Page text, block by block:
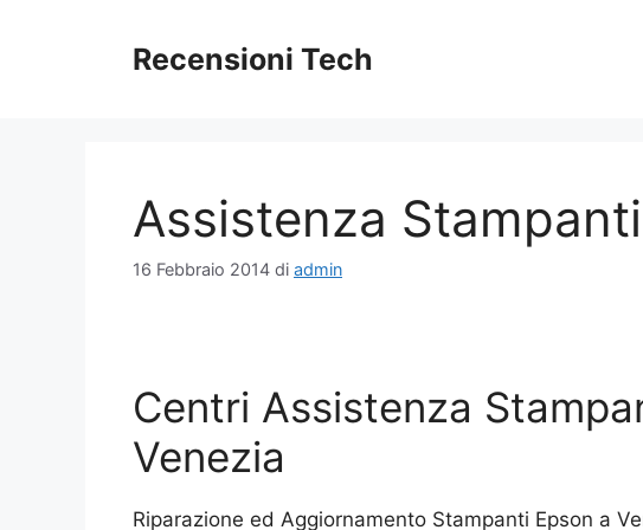
Recensioni Tech
Assistenza
16 Febbraio 2014 di admin
Centri Assistenza
Venezia
Riparazione ed Aggiornamento Stampanti Epson a